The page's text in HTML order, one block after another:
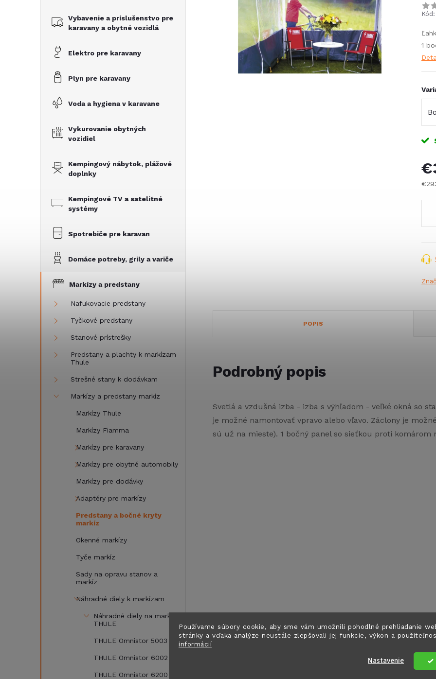
Používame súbory cookie, aby sme vám umožnili pohodlné prehliadanie
stránky a vďaka analýze neustále zlepšovali jej funkcie, výkon a
informácií
Nastavenie
Vybavenie a príslušenstvo pre
karavany a obytné vozidlá
Elektro pre karavany
Plyn pre karavany
Voda a hygiena v karavane
Vykurovanie obytných
vozidiel
Kempingový nábytok, plážové
doplnky
Kempingové TV a satelitné
systémy
Spotrebiče pre karavan
Domáce potreby, grily a variče
Markízy a predstany
Nafukovacie predstany
Tyčkové predstany
Stanové prístrešky
Predstany a plachty k markízam
Thule
Strešné stany k dodávkam
Markízy a predstany markíz
Markízy Thule
Markízy Fiamma
Markízy pre karavany
Markízy pre obytné automobily
Markízy pre dodávky
Adaptéry pre markízy
Predstany a bočné kryty
markíz
Okenné markízy
Tyče markíz
Sady na opravu stanov a
markíz
Náhradné diely k markízam
Náhradné diely na markízy
THULE
THULE Omnistor 5003
THULE Omnistor 6002
THULE Omnistor 6200
Kód:
1
POPIS
Podrobný popis
Svetlá a vzdušná izba - izba s výhľadom - veľké okná so
je možné namontovať vpravo alebo vľavo. Záclony je
sú už na mieste). 1 bočný panel so sieťkou proti komárom